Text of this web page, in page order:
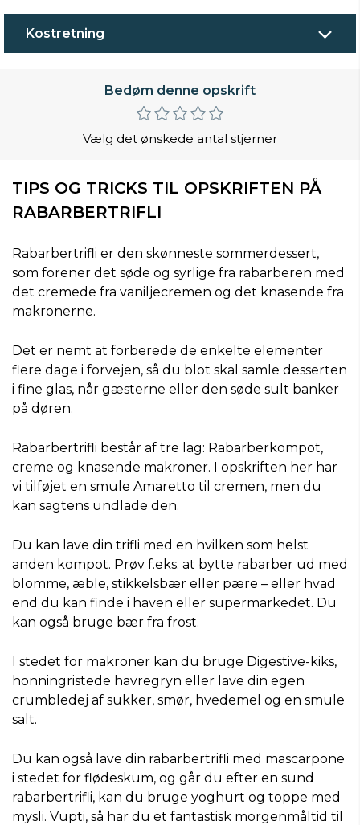
Kostretning
Bedøm denne opskrift
Vælg det ønskede antal stjerner
TIPS OG TRICKS TIL OPSKRIFTEN PÅ
RABARBERTRIFLI
Rabarbertrifli er den skønneste sommerdessert,
som forener det søde og syrlige fra rabarberen med
det cremede fra vaniljecremen og det knasende fra
makronerne.
Det er nemt at forberede de enkelte elementer
flere dage i forvejen, så du blot skal samle desserten
i fine glas, når gæsterne eller den søde sult banker
på døren.
Rabarbertrifli består af tre lag: Rabarberkompot,
creme og knasende makroner. I opskriften her har
vi tilføjet en smule Amaretto til cremen, men du
kan sagtens undlade den.
Du kan lave din trifli med en hvilken som helst
anden kompot. Prøv f.eks. at bytte rabarber ud med
blomme, æble, stikkelsbær eller pære – eller hvad
end du kan finde i haven eller supermarkedet. Du
kan også bruge bær fra frost.
I stedet for makroner kan du bruge Digestive-kiks,
honningristede havregryn eller lave din egen
crumbledej af sukker, smør, hvedemel og en smule
salt.
Du kan også lave din rabarbertrifli med mascarpone
i stedet for flødeskum, og går du efter en sund
rabarbertrifli, kan du bruge yoghurt og toppe med
mysli. Vupti, så har du et fantastisk morgenmåltid til